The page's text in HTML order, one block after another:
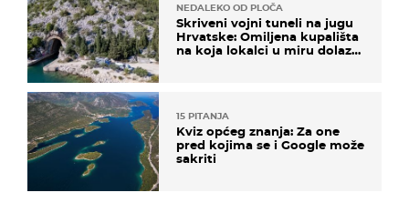
NEDALEKO OD PLOČA
Skriveni vojni tuneli na jugu
Hrvatske: Omiljena kupališta
na koja lokalci u miru dolaze
15 PITANJA
Kviz općeg znanja: Za one
pred kojima se i Google može
sakriti